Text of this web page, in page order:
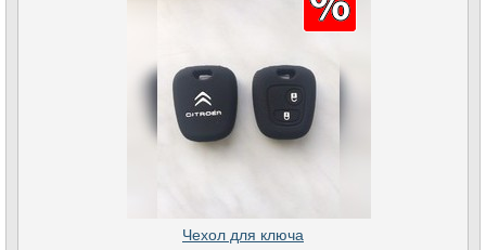
Чехол для ключа